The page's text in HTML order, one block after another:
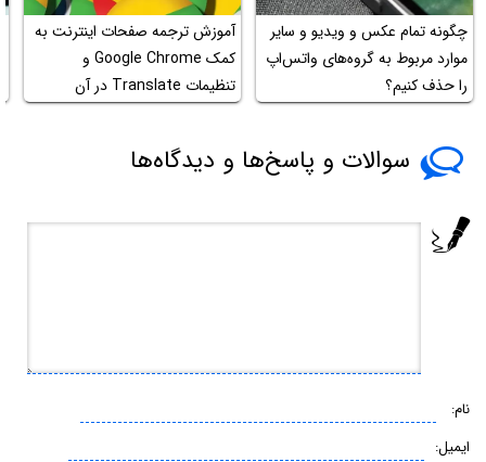
چگونه تمام عکس و ویدیو و سایر
موارد مربوط به گروه‌های واتس‌اپ
را حذف کنیم؟
آموزش ترجمه صفحات اینترنت به
کمک Google Chrome و
تنظیمات Translate در آن
سوالات و پاسخ‌ها و دیدگاه‌ها
نام:
ایمیل: